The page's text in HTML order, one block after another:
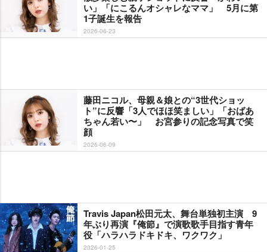
い」「にこるんオシャレなママ」 5月に第
1子誕生を報告
2026-06-23
藤田ニコル、母親＆娘との“3世代ショッ
ト”に反響「3人でほほ笑ましい」「おばあ
ちゃん若い〜」 お宮参りの記念写真で笑
顔
2026-06-09
Travis Japan松田元太、舞台単独初主演 9
年ぶり再演『俺節』で演歌歌手目指す青年
役「ハラハラドキドキ、ワクワク」
2026-01-25